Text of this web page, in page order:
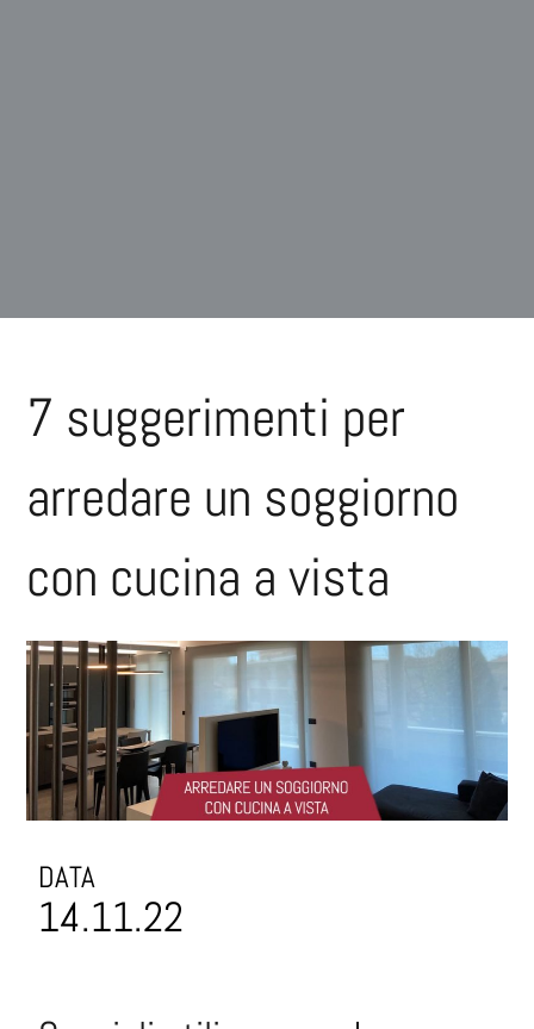
7 suggerimenti per
arredare un soggiorno
con cucina a vista
DATA
14.11.22